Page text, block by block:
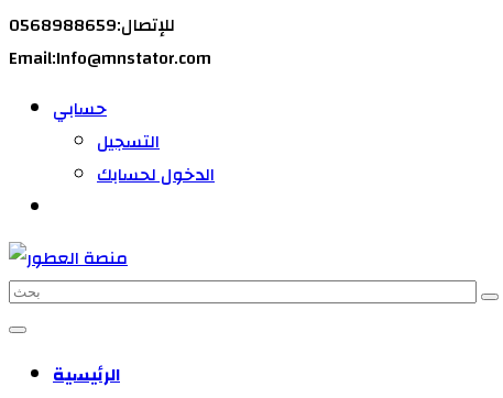
للإتصال:0568988659
Email:Info@mnstator.com
حسابي
التسجيل
الدخول لحسابك
الرئيسية